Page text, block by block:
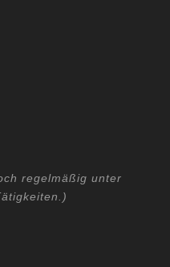
regelmäßig unter